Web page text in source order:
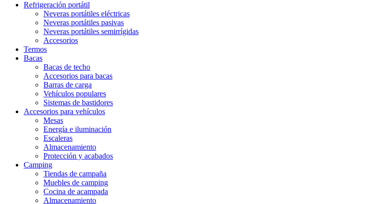
Refrigeración portátil
Neveras portátiles eléctricas
Neveras portátiles pasivas
Neveras portátiles semirrígidas
Accesorios
Termos
Bacas
Bacas de techo
Accesorios para bacas
Barras de carga
Vehículos populares
Sistemas de bastidores
Accesorios para vehículos
Mesas
Energía e iluminación
Escaleras
Almacenamiento
Protección y acabados
Camping
Tiendas de campaña
Muebles de camping
Cocina de acampada
Almacenamiento